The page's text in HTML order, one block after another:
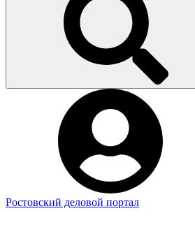
Ростовский деловой портал